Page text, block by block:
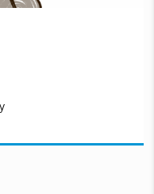
bijwerkingen